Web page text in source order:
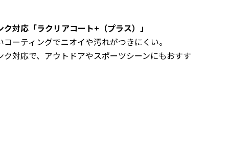
対応「ラクリアコート+（プラス）」
ーティングでニオイや汚れがつきにくい。
対応で、アウトドアやスポーツシーンにもおすす